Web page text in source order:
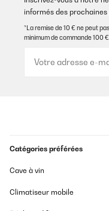
informés des
*La remise de 10 € ne peut
minimum de commande 100 €.
Catégories préférées
Cave à vin
Climatiseur mobile